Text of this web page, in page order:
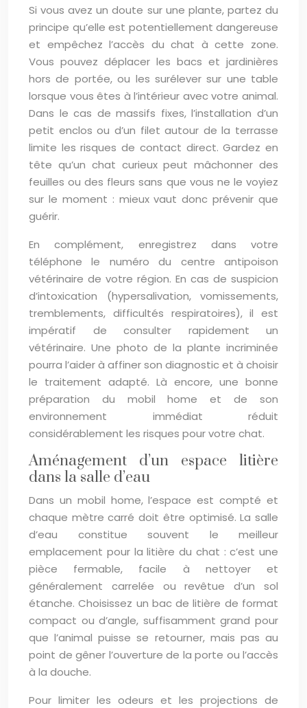
Si vous avez un doute sur une plante, partez du
principe qu’elle est potentiellement dangereuse
et empêchez l’accès du chat à cette zone.
Vous pouvez déplacer les bacs et jardinières
hors de portée, ou les surélever sur une table
lorsque vous êtes à l’intérieur avec votre animal.
Dans le cas de massifs fixes, l’installation d’un
petit enclos ou d’un filet autour de la terrasse
limite les risques de contact direct. Gardez en
tête qu’un chat curieux peut mâchonner des
feuilles ou des fleurs sans que vous ne le voyiez
sur le moment : mieux vaut donc prévenir que
guérir.
En complément, enregistrez dans votre
téléphone le numéro du centre antipoison
vétérinaire de votre région. En cas de suspicion
d’intoxication (hypersalivation, vomissements,
tremblements, difficultés respiratoires), il est
impératif de consulter rapidement un
vétérinaire. Une photo de la plante incriminée
pourra l’aider à affiner son diagnostic et à choisir
le traitement adapté. Là encore, une bonne
préparation du mobil home et de son
environnement immédiat réduit
considérablement les risques pour votre chat.
Aménagement d’un espace litière
dans la salle d’eau
Dans un mobil home, l’espace est compté et
chaque mètre carré doit être optimisé. La salle
d’eau constitue souvent le meilleur
emplacement pour la litière du chat : c’est une
pièce fermable, facile à nettoyer et
généralement carrelée ou revêtue d’un sol
étanche. Choisissez un bac de litière de format
compact ou d’angle, suffisamment grand pour
que l’animal puisse se retourner, mais pas au
point de gêner l’ouverture de la porte ou l’accès
à la douche.
Pour limiter les odeurs et les projections de